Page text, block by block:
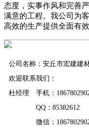
态度，实事作风和完善
满意的工程。我公司为
高效的生产提供全面有
公司名称：安丘市宏建建
欢迎联系我们：
杜经理 手机：
QQ：85382612
微信：